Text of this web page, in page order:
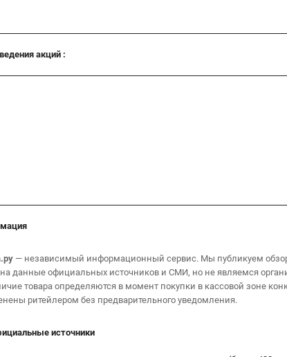
акций :
— независимый информационный сервис. Мы публикуем обзор
данные официальных источников и СМИ, но не являемся
товара определяются в момент покупки в кассовой зоне
ритейлером без предварительного уведомления.
источники